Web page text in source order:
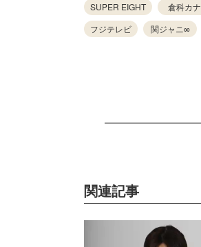
SUPER EIGHT 倉科カナ
フジテレビ
関ジャニ∞
関連記事